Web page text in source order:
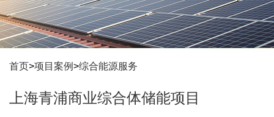
首页>项目案例>综合能源服务
上海青浦商业综合体储能项目